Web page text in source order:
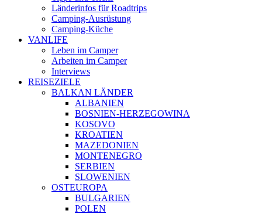
Länderinfos für Roadtrips
Camping-Ausrüstung
Camping-Küche
VANLIFE
Leben im Camper
Arbeiten im Camper
Interviews
REISEZIELE
BALKAN LÄNDER
ALBANIEN
BOSNIEN-HERZEGOWINA
KOSOVO
KROATIEN
MAZEDONIEN
MONTENEGRO
SERBIEN
SLOWENIEN
OSTEUROPA
BULGARIEN
POLEN